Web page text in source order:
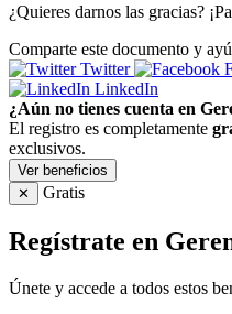
¿Quieres darnos las gracias?
Comparte este documento y
Twitter
LinkedIn
¿Aún no tienes cuenta en
El registro es completamente
exclusivos.
Ver beneficios
✕
Gratis
Regístrate en
Únete y accede a todos estos